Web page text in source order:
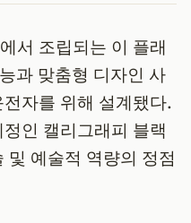
서 조립되는 이 플래
과 맞춤형 디자인 사
자를 위해 설계됐다.
인 캘리그래피 블랙
및 예술적 역량의 정점